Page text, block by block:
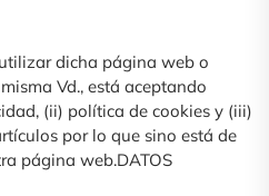
dicha página web o
Vd., está aceptando
(ii) política de cookies y (iii)
por lo que sino está de
página web.DATOS